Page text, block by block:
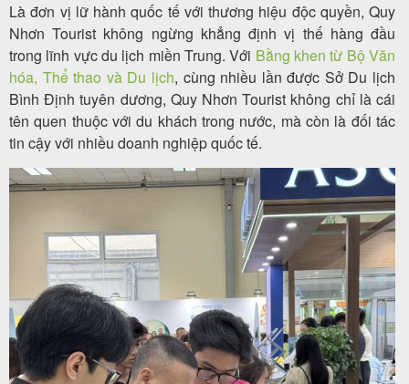
Là đơn vị lữ hành quốc tế với thương hiệu độc quyền, Quy
Nhơn Tourist không ngừng khẳng định vị thế hàng đầu
trong lĩnh vực du lịch miền Trung. Với Bằng khen từ Bộ Văn
hóa, Thể thao và Du lịch, cùng nhiều lần được Sở Du lịch
Bình Định tuyên dương, Quy Nhơn Tourist không chỉ là cái
tên quen thuộc với du khách trong nước, mà còn là đối tác
tin cậy với nhiều doanh nghiệp quốc tế.